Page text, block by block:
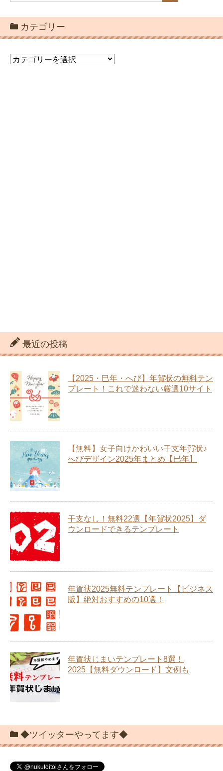
カテゴリー
カ
最近の投稿
【2025・巳年・へび】年賀状の無料テン
プレート！これで迷わない厳選10サイト
【無料】女子向けかわいい干支年賀状♪
へびデザイン2025年まとめ【巳年】
干支なし！無料22選【年賀状2025】ダ
ウンロードできるテンプレート
年賀状2025無料テンプレート【ビジネス
版】絶対おすすめの10選！
年賀状じまいテンプレート8選！
2025【無料ダウンロード】文例も
◆ツイッターやってます◆